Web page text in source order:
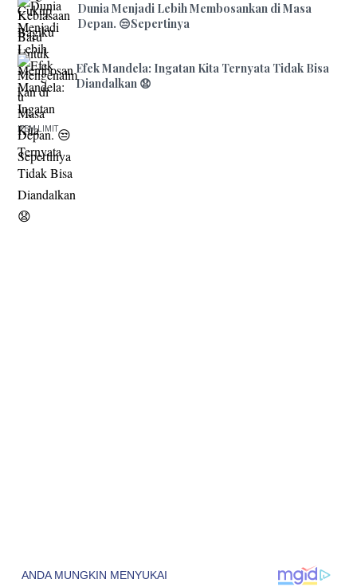
Dunia Menjadi Lebih Membosankan di Masa
Depan. 😒Sepertinya
Efek Mandela: Ingatan Kita Ternyata Tidak Bisa
Diandalkan 😧
ITEM LIMIT